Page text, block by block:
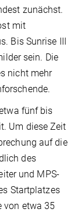
zunächst.
mit
Bis Sunrise III
sein. Die
nicht mehr
fünf bis
Um diese Zeit
auf die
des
und MPS-
Startplatzes
von etwa 35